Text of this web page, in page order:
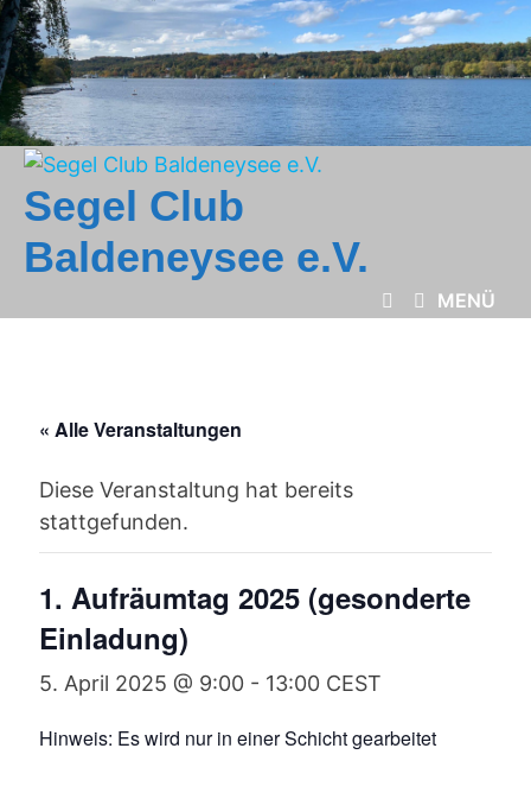
Zum
Inhalt
springen
Segel Club
Baldeneysee e.V.
MENÜ
« Alle Veranstaltungen
Diese Veranstaltung hat bereits
stattgefunden.
1. Aufräumtag 2025 (gesonderte
Einladung)
5. April 2025 @ 9:00 - 13:00 CEST
Hinweis: Es wird nur in einer Schicht gearbeitet